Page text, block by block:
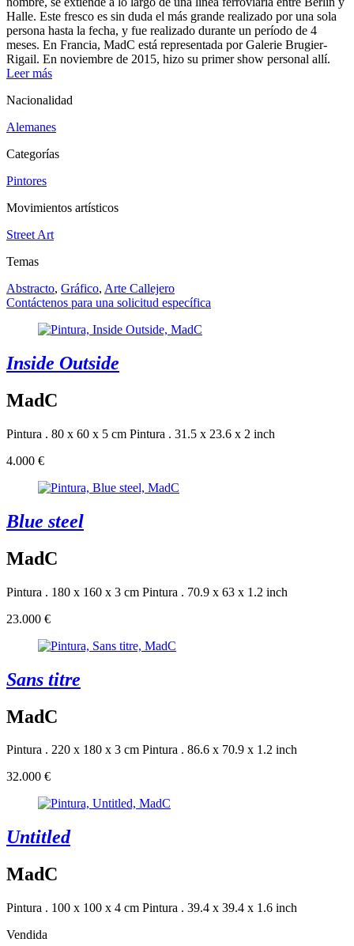
Halle. Este fresco es sin duda el más grande realizado por una sola
persona hasta la fecha, y fue realizado durante un período de 4
meses. En Francia, MadC está representada por Galerie Brugier-
Rigail. En noviembre de 2015, hizo su primer show personal allí.
Leer más
Nacionalidad
Alemanes
Categorías
Pintores
Movimientos artísticos
Street Art
Temas
Abstracto, Gráfico, Arte Callejero
Contáctenos para una solicitud específica
Inside Outside
MadC
Pintura . 80 x 60 x 5 cm Pintura . 31.5 x 23.6 x 2 inch
4.000 €
Blue steel
MadC
Pintura . 180 x 160 x 3 cm Pintura . 70.9 x 63 x 1.2 inch
23.000 €
Sans titre
MadC
Pintura . 220 x 180 x 3 cm Pintura . 86.6 x 70.9 x 1.2 inch
32.000 €
Untitled
MadC
Pintura . 100 x 100 x 4 cm Pintura . 39.4 x 39.4 x 1.6 inch
Vendida